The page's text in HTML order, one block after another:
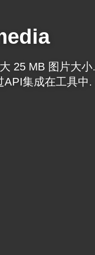
25 MB 图片大小.
集成在工具中.